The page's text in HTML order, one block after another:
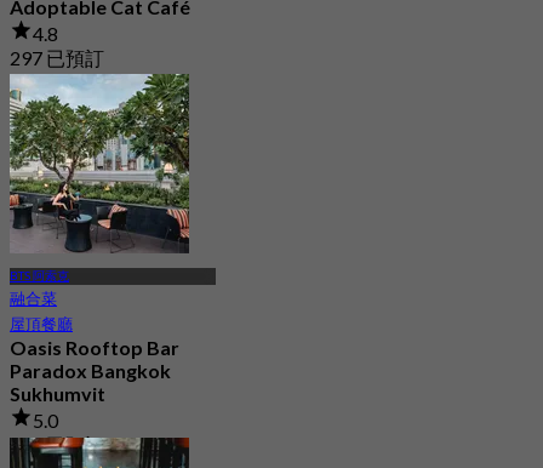
Adoptable Cat Café
4.8
297 已預訂
起฿ 160
BTS 阿索克
融合菜
屋頂餐廳
Oasis Rooftop Bar
Paradox Bangkok
Sukhumvit
5.0
497 已預訂